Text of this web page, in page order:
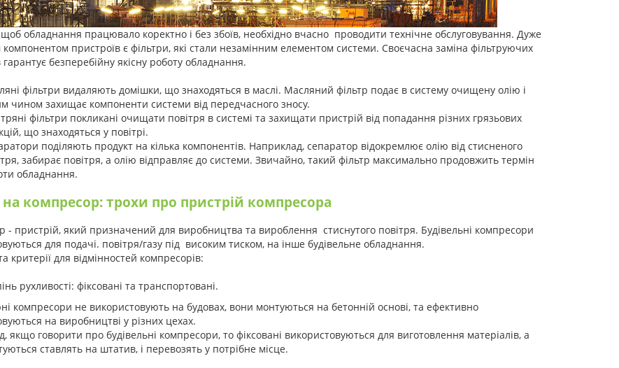
обладнання працювало коректно і без збоїв, необхідно вчасно проводити технічне обслуговування. Дуже
пристроїв є фільтри, які стали незамінним елементом системи. Своєчасна заміна фільтруючих
гарантує безперебійну якісну роботу обладнання.
фільтри видаляють домішки, що знаходяться в маслі. Масляний фільтр подає в систему очищену олію і
чином захищає компоненти системи від передчасного зносу.
фільтри покликані очищати повітря в системі та захищати пристрій від попадання різних грязьових
що знаходяться у повітрі.
поділяють продукт на кілька компонентів. Наприклад, сепаратор відокремлює олію від стисненого
забирає повітря, а олію відправляє до системи. Звичайно, такий фільтр максимально продовжить термін
обладнання.
на компресор: трохи про пристрій компресора
- пристрій, який призначений для виробництва та вироблення стиснутого повітря. Будівельні компресори
для подачі. повітря/газу під високим тиском, на інше будівельне обладнання.
критерії для відмінностей компресорів:
рухливості: фіксовані та транспортовані.
компресори не використовують на будовах, вони монтуються на бетонній основі, та ефективно
на виробництві у різних цехах.
якщо говорити про будівельні компресори, то фіксовані використовуються для виготовлення матеріалів, а
ставлять на штатив, і перевозять у потрібне місце.